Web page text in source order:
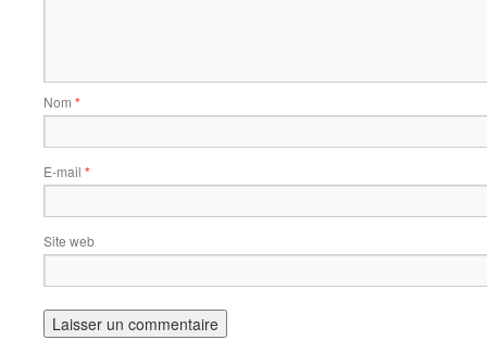
Nom *
E-mail *
Site web